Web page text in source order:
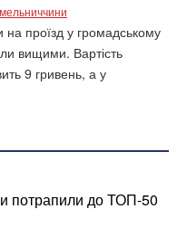
проїзд у громадському
вищими. Вартість
9 гривень, а у
потрапили до ТОП-50